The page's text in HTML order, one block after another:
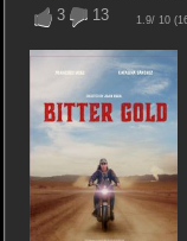
3 13 1.9/ 10 (